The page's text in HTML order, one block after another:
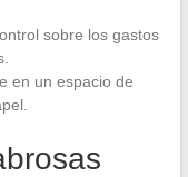
sobre los gastos
en un espacio de